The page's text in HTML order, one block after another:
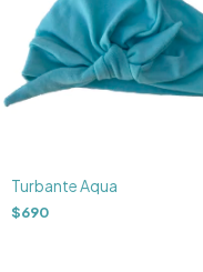
Turbante Aqua
$690